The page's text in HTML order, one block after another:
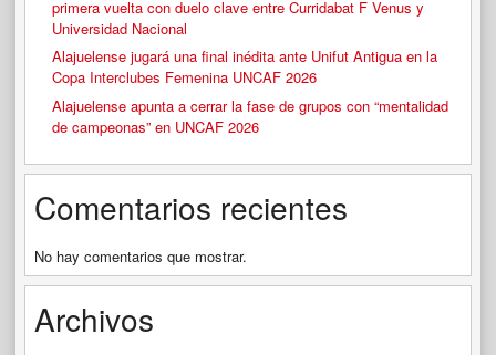
primera vuelta con duelo clave entre Curridabat F Venus y
Universidad Nacional
Alajuelense jugará una final inédita ante Unifut Antigua en la
Copa Interclubes Femenina UNCAF 2026
Alajuelense apunta a cerrar la fase de grupos con “mentalidad
de campeonas” en UNCAF 2026
Comentarios recientes
No hay comentarios que mostrar.
Archivos